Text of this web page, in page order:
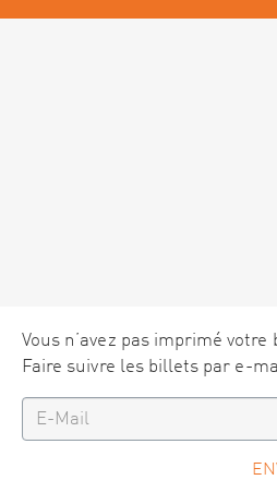
Vous n’avez pas imprimé votre
Faire suivre les billets par e-